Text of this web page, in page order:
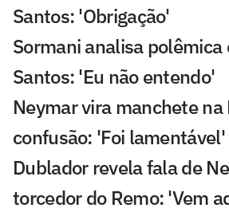
Santos: 'Obrigação'
Sormani analisa polêmica
Santos: 'Eu não entendo'
Neymar vira manchete na
confusão: 'Foi lamentável'
Dublador revela fala de
torcedor do Remo: 'Vem